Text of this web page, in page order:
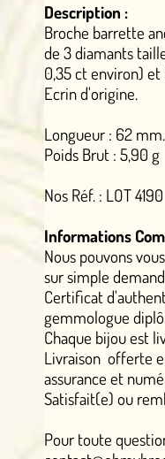
Description :
Broche barrette
de 3 diamants
0,35 ct environ)
Ecrin d'origine.
Longueur : 62 mm.
Poids Brut : 5,90 g
Nos Réf. : LOT 4190
Informations
Nous pouvons
sur simple
Certificat
gemmologue
Chaque bijou est
Livraison offerte
assurance et
Satisfait(e) ou
Pour toute